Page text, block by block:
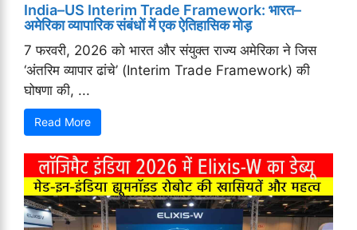
India–US Interim Trade Framework: भारत–
अमेरिका व्यापारिक संबंधों में एक ऐतिहासिक मोड़
7 फरवरी, 2026 को भारत और संयुक्त राज्य अमेरिका ने जिस
‘अंतरिम व्यापार ढांचे’ (Interim Trade Framework) की
घोषणा की, ...
Read More